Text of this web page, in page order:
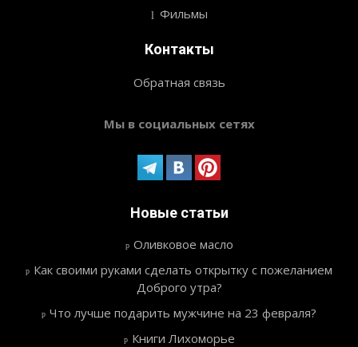
Фильмы
Контакты
Обратная связь
Мы в социальных сетях
Новые статьи
Оливковое масло
Как своими руками сделать открытку с пожеланием
Доброго утра?
Что лучше подарить мужчине на 23 февраля?
Книги Лихоморье